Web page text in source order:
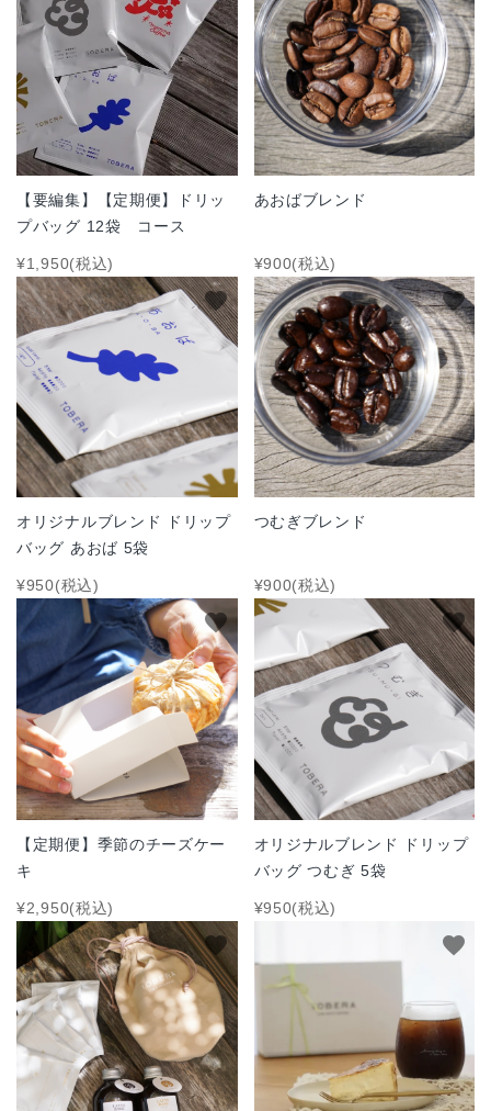
【要編集】【定期便】ドリッ
プバッグ 12袋 コース
¥1,950(税込)
あおばブレンド
¥900(税込)
オリジナルブレンド ドリップ
バッグ あおば 5袋
¥950(税込)
favorite
つむぎブレンド
¥900(税込)
favorite
【定期便】季節のチーズケー
キ
¥2,950(税込)
favorite
オリジナルブレンド ドリップ
バッグ つむぎ 5袋
¥950(税込)
favorite
favorite favorite